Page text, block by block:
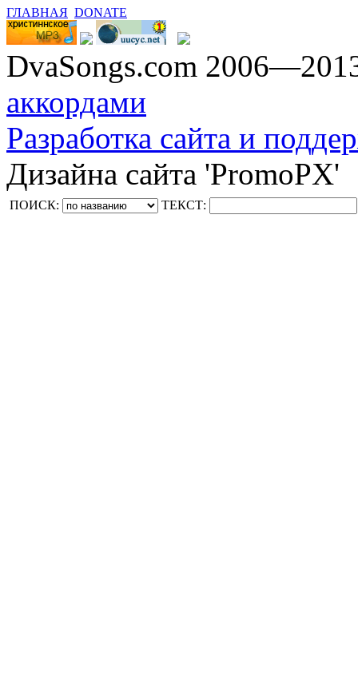
ГЛАВНАЯ DONATE
DvaSongs.com
аккордами
Разработка сайта и
Дизайна сайта 'PromoPX'
ПОИСК: ТЕКСТ: